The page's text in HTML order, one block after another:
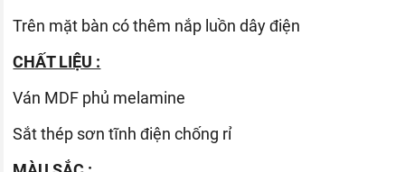
Trên mặt bàn có thêm nắp luồn dây điện
CHẤT LIỆU :
Ván MDF phủ melamine
Sắt thép sơn tĩnh điện chống rỉ